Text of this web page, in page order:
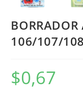
BORRADOR
106/107/
$0,67